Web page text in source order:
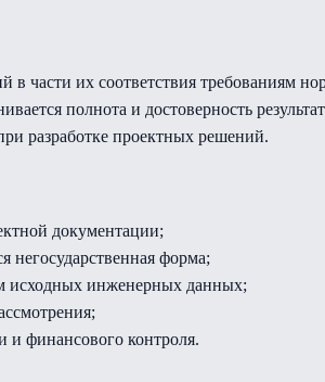
в части их соответствия требованиям
полнота и достоверность
разработке проектных решений.
документации;
негосударственная форма;
исходных инженерных данных;
и финансового контроля.